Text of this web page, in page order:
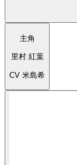
主角
里村 紅葉
CV 米島希